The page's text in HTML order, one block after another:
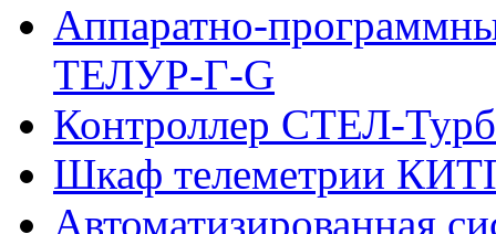
Аппаратно-
ТЕЛУР-Г-G
Контроллер СТЕЛ-
Шкаф телеметрии
Автоматизированная